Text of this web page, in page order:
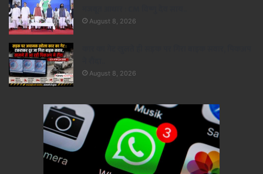
August 8, 2026
August 8, 2026